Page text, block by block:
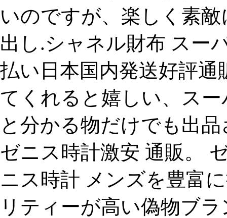
いのですが、楽しく素
出し.シャネル財布 スー
払い日本国内発送好評通
てくれると嬉しい、ス
と分かる物だけでも出
ゼニス時計激安 通販。
ニス時計 メンズを豊富
リティーが高い偽物ブ